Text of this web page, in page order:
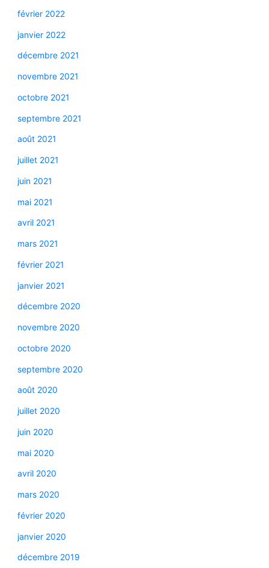
février 2022
janvier 2022
décembre 2021
novembre 2021
octobre 2021
septembre 2021
août 2021
juillet 2021
juin 2021
mai 2021
avril 2021
mars 2021
février 2021
janvier 2021
décembre 2020
novembre 2020
octobre 2020
septembre 2020
août 2020
juillet 2020
juin 2020
mai 2020
avril 2020
mars 2020
février 2020
janvier 2020
décembre 2019